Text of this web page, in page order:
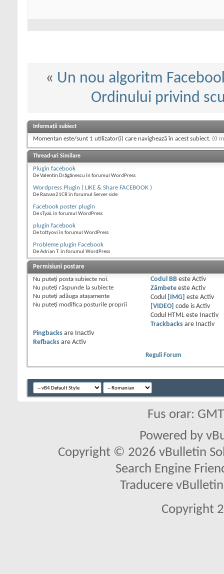
« Un nou algoritm
Ordinului privind
Informații subiect
Momentan este/sunt 1 utilizator(i) care navighează în acest subiect. (0
Thread-uri Similare
Plugin facebook
De Valentin Drăgănescu în forumul WordPress
Wordpress Plugin ( LIKE & Share FACEBOOK )
De Razvan21CR în forumul Server side
Facebook poster plugin
De sTyaL în forumul WordPress
plugin facebook
De tottyovi în forumul WordPress
Probleme plugin Facebook
De Adrian T. în forumul WordPress
Permisiuni postare
Nu puteţi posta subiecte noi.
Nu puteţi răspunde la subiecte
Nu puteţi adăuga ataşamente
Nu puteţi modifica posturile proprii
Codul BBeste Activ
Zâmbeteeste Activ
Codul
[IMG] este Activ
[VIDEO] code is Activ
Codul HTML este
Inactiv
Trackbacksare
Inactiv
Pingbacks are
Inactiv
Refbacks are Activ
Reguli Forum
Fus orar:
Powered by
Copyright © 2026 vBulletin
Search Engine
Traducere
Copyright